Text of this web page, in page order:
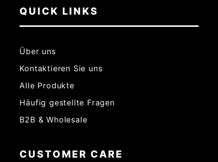
QUICK LINKS
Über uns
Kontaktieren Sie uns
Alle Produkte
Häufig gestellte Fragen
B2B & Wholesale
CUSTOMER CARE